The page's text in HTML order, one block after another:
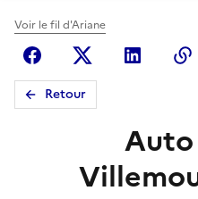
Voir le fil d'Ariane
FacebookX Linkedin
Retour